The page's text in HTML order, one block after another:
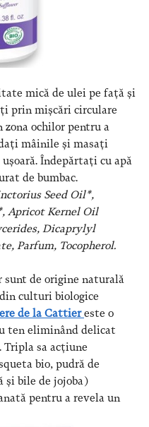
mică de ulei pe față și
prin mișcări circulare
zona ochilor pentru a
mâinile și masați
Îndepărtați cu apă
de bumbac.
Seed Oil*,
Apricot Kernel Oil
Dicaprylyl
Parfum, Tocopherol.
de origine naturală
culturi biologice
de la Cattiereste o
ten eliminând delicat
sa acțiune
bio, pudră de
și bile de jojoba)
pentru a revela un